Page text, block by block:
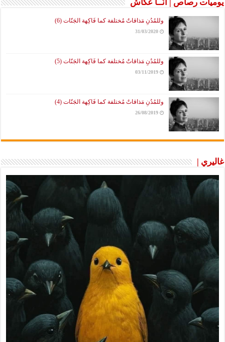
يوميات رصاص | آنَّــا عكَّاش
وللمُدُنِ مَذاقاتٌ مُختلفة كما فَاكِهة الجَنّات (6)
31/03/2020
وللمُدُنِ مَذاقاتٌ مُختلفة كما فَاكِهة الجَنّات (5)
03/11/2019
وللمُدُنِ مَذاقاتٌ مُختلفة كما فَاكِهة الجَنّات (4)
26/08/2019
غاليري |